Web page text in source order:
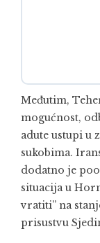
Međutim,
mogućnost,
adute ustupi u
sukobima.
dodatno je
situacija u
vratiti” na
prisustvu